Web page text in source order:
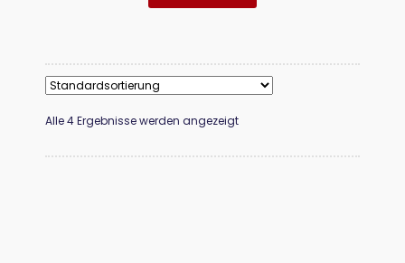
Alle 4 Ergebnisse werden angezeigt